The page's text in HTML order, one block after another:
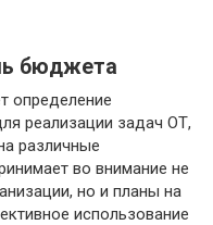
бюджета
определение
реализации задач ОТ,
различные
во внимание не
но и планы на
использование